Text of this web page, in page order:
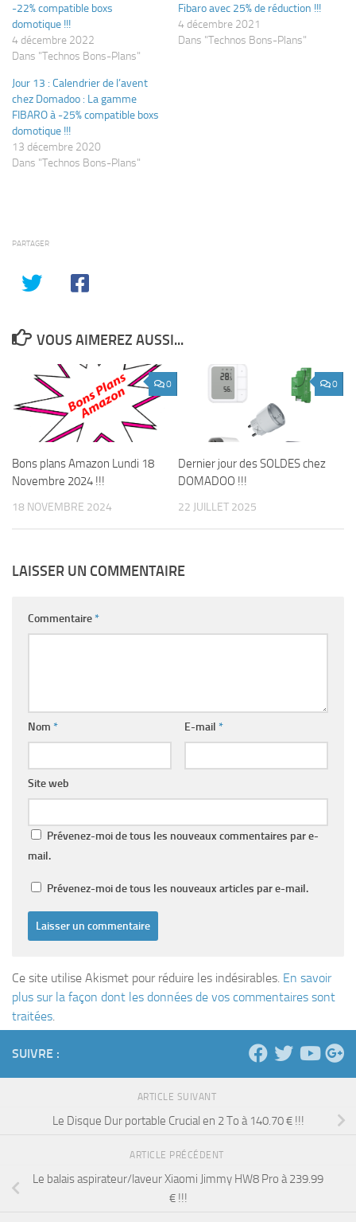
-22% compatible boxs
domotique !!!
4 décembre 2022
Dans "Technos Bons-Plans"
Fibaro avec 25% de réduction !!!
4 décembre 2021
Dans "Technos Bons-Plans"
Jour 13 : Calendrier de l’avent
chez Domadoo : La gamme
FIBARO à -25% compatible boxs
domotique !!!
13 décembre 2020
Dans "Technos Bons-Plans"
PARTAGER
VOUS AIMEREZ AUSSI...
0
Bons plans Amazon Lundi 18
Novembre 2024 !!!
18 NOVEMBRE 2024
0
Dernier jour des SOLDES chez
DOMADOO !!!
22 JUILLET 2025
LAISSER UN COMMENTAIRE
Commentaire*
Nom * E-mail *
Site web
Prévenez-moi de tous les nouveaux commentaires par e-
mail.
Prévenez-moi de tous les nouveaux articles par e-mail.
Ce site utilise Akismet pour réduire les indésirables. En savoir
plus sur la façon dont les données de vos commentaires sont
traitées.
SUIVRE :
ARTICLE SUIVANT
Le Disque Dur portable Crucial en 2 To à 140.70 € !!!
ARTICLE PRÉCÉDENT
Le balais aspirateur/laveur Xiaomi Jimmy HW8 Pro à 239.99
€ !!!